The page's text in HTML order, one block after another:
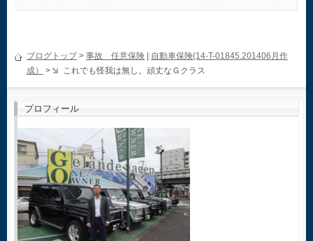
ブログトップ> 事故 任意保険
自動車保険(14-T-01845.201406月作
成）
> これでも怪我は無し。頑丈なＧクラス
プロフィール